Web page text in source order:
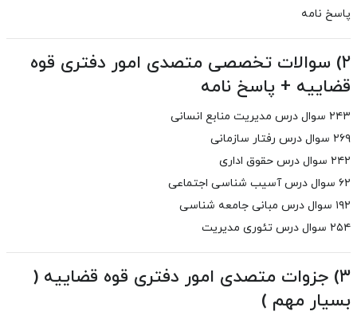
پاسخ نامه
۲) سوالات تخصصی متصدی امور دفتری قوه
قضاییه + پاسخ نامه
۲۴۳ سوال درس مدیریت منابع انسانی
۲۶۹ سوال درس رفتار سازمانی
۲۴۲ سوال درس حقوق اداری
۶۲ سوال درس آسیب شناسی اجتماعی
۱۹۲ سوال درس مبانی جامعه شناسی
۲۵۴ سوال درس تئوری مدیریت
۳) جزوات متصدی امور دفتری قوه قضاییه (
بسیار مهم )